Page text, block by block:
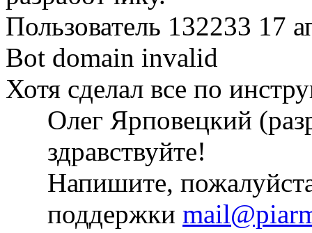
Пользователь 132233 17
Bot domain invalid
Хотя сделал все по
Олег Ярповецкий
здравствуйте!
Напишите,
поддержки